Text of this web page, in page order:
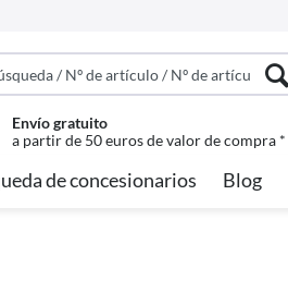
Envío gratuito
a partir de 50 euros de valor de compra *
de concesionarios Blog